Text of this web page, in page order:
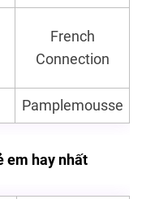
French
Connection
Pamplemousse
em hay nhất